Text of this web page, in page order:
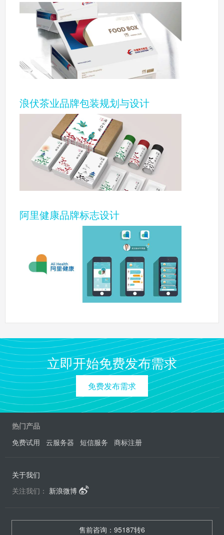
浪伏茶业品牌包装规划与设计
阿里健康品牌标志设计
立即开始免费发布需求
免费发布需求
热门产品
免费试用
云服务器 短信服务 商标注册
关于我们
关注我们： 新浪微博
售前咨询：95187转6